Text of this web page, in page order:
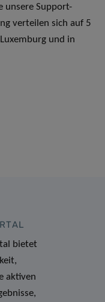
unsere Support-
verteilen sich auf 5
und in
bietet
aktiven